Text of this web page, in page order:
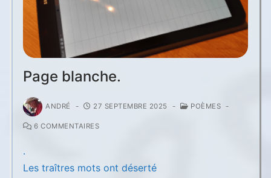
Page blanche.
ANDRÉ - 27 SEPTEMBRE 2025 - POÈMES -
6 COMMENTAIRES
.
Les traîtres mots ont déserté